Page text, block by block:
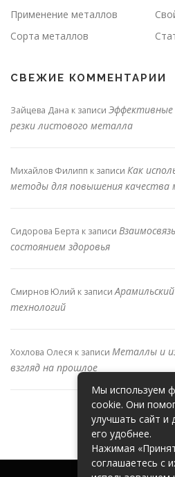
Применение металлов
Сорта металлов
СВЕЖИЕ КОММЕНТАРИИ
Зайцева Дана к записи Эффективные
резки листового металла
Михайлов Филипп к записи Как
методы для повышения качества
Сидорова Берта к записи
состоянием здоровья
Смирнов Юлий к записи
технологий
Хохлова Олеся к записи Металлы и
взгляд на прошлое
Мы используем
cookie. Они
улучшать сайт и
его удобнее.
Нажимая
соглашаетесь с